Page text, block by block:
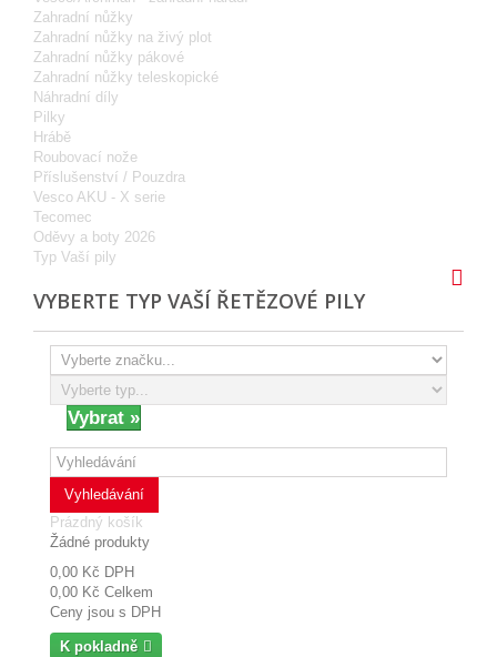
Zahradní nůžky
Zahradní nůžky na živý plot
Zahradní nůžky pákové
Zahradní nůžky teleskopické
Náhradní díly
Pilky
Hrábě
Roubovací nože
Příslušenství / Pouzdra
Vesco AKU - X serie
Tecomec
Oděvy a boty 2026
Typ Vaší pily
VYBERTE TYP VAŠÍ ŘETĚZOVÉ PILY
Vyhledávání
Prázdný košík
Žádné produkty
0,00 Kč DPH
0,00 Kč Celkem
Ceny jsou s DPH
K pokladně